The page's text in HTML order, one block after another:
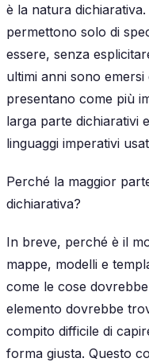
è la natura
permettono solo di
essere, senza
ultimi anni sono
presentano come più
larga parte dichiarativi
linguaggi imperativi
Perché la maggior
dichiarativa?
In breve, perché è il
mappe, modelli e
come le cose
elemento dovrebbe
compito difficile di
forma giusta. Questo